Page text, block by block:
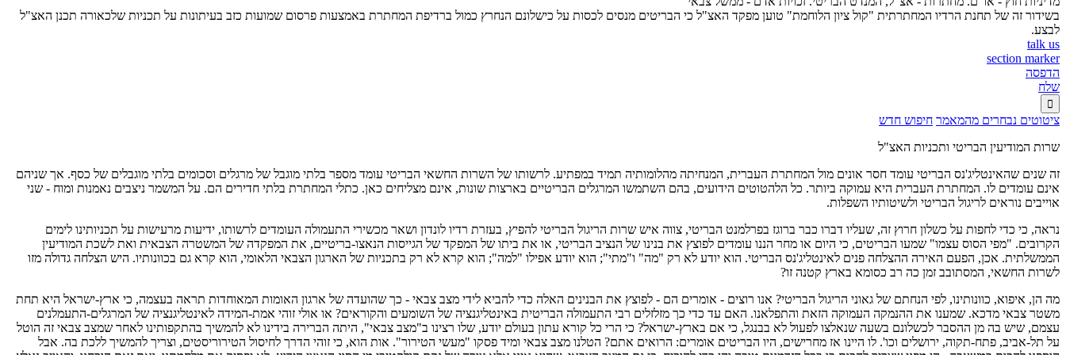
בשידור זה של תחנת הרדיו המחתרתית "קול ציון הלוחמת" טוען מפקד האצ"ל כי הבריטים מנסים לכסות על כישלונם הנחרץ כמול ברדיפת המחתרת באמצעות פרסום שמועות כזב בעיתונות על תכניות שלכאורה תכנן האצ"ל
לבצע.
talk us
section marker
הדפסה
שלח

ציטוטים נבחרים מהמאמר חיפוש חדש
שרות המודיעין הבריטי ותכניות האצ"ל
זה שנים שהאינטליג'נס הבריטי עומד חסר אונים מול המחתרת העברית, המנחיתה מהלומותיה תמיד במפתיע. לרשותו של השרות החשאי הבריטי עומד מספר בלתי מוגבל של מרגלים וסכומים בלתי מוגבלים של כסף. אך שניהם
אינם עומדים לו. המחתרת העברית היא עמוקה ביותר. כל הלהטוטים הידועים, בהם השתמשו המרגלים הבריטיים בארצות שונות, אינם מצליחים כאן. כתלי המחתרת בלתי חדירים הם. על המשמר ניצבים נאמנות ומוח - שני
אוייבים נוראים לריגול הבריטי ולשיטותיו השפלות.
נראה, כי כדי לחפות על כשלון חרוץ זה, שעליו דברו כבר ברוגז בפרלמנט הבריטי, צווה איש שרות הריגול הבריטי להפיץ, בעזרת רדיו לונדון ושאר מכשירי התעמולה העומדים לרשותו, ידיעות מרעישות על תכניותינו לימים
הקרובים. "מפי הסוס עצמו" שמעו הבריטים, כי היום או מחר הננו עומדים לפוצץ את בנינו של הנציב הבריטי, או את ביתו של המפקד של הגייסות הנאצו-בריטיים, את המפקדה של המשטרה הצבאית ואת לשכת המודיעין
הממשלתית. אכן, הפעם האירה ההצלחה פנים לאינטליג'נס הבריטי. הוא יודע לא רק "מה" ו"מתי"; הוא יודע אפילו "למה"; הוא קרא לא רק בתכניות של הארגון הצבאי הלאומי, הוא קרא גם בכוונותיו. היש הצלחה גדולה מזו
לשרות החשאי, המסתובב זמן כה רב כסומא בארץ קטנה זו?
מה הן, איפוא, כוונותינו, לפי הנחתם של גאוני הריגול הבריטי? אנו רוצים - אומרים הם - לפוצץ את הבנינים האלה כדי להביא לידי מצב צבאי - כך שהועדה של ארגון האומות המאוחדות תראה בעצמה, כי ארץ-ישראל היא תחת
משטר צבאי מדכא. שמענו את ההנמקה העמוקה הזאת והתפלאנו. האם עד כדי כך מזלזלים רבי התעמולה הבריטית באינטליגנציה של השומעים והקוראים? או אולי זוהי אמת-המידה לאינטליגנציה של המרגלים-התעמלנים
עצמם, שיש בה מן ההסבר לכשלונם בשעה שנאלצו לפעול לא בבנגל, כי אם בארץ-ישראל? כי הרי כל קורא עתון בעולם יודע, שלו רצינו ב"מצב צבאי", היתה הברירה בידינו לא להמשיך בהתקפותינו לאחר שמצב צבאי זה הוטל
על תל-אביב, פתח-תקוה, ירושלים וכו'. לו היינו אז מחרישים, היו הבריטים אומרים: הרואים אתם? הטלנו מצב צבאי ומיד פסקו "מעשי הטירור". אות הוא, כי זוהי הדרך לחיסול הטירוריסטים, וצריך להמשיך ללכת בה. אבל